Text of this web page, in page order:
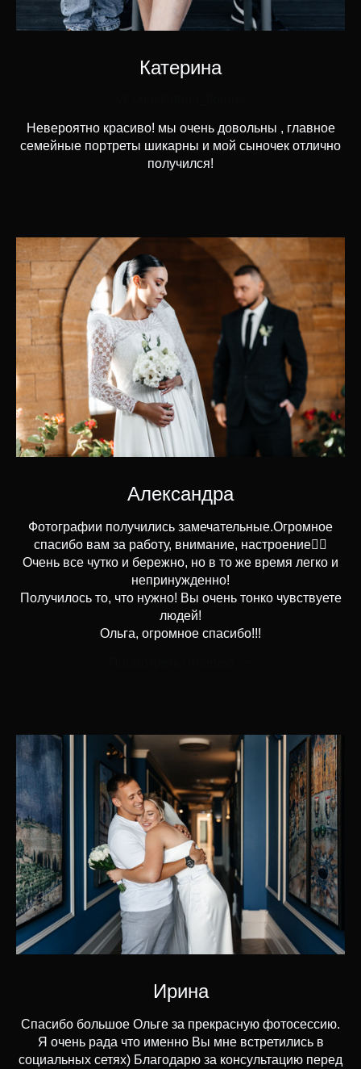
Катерина
Невероятно красиво! мы очень довольны , главное
семейные портреты шикарны и мой сыночек отлично
получился!
Александра
Фотографии получились замечательные.Огромное
спасибо вам за работу, внимание, настроение👍🏻
Очень все чутко и бережно, но в то же время легко и
непринужденно!
Получилось то, что нужно! Вы очень тонко чувствуете
людей!
Ольга, огромное спасибо!!!
Ирина
Спасибо большое Ольге за прекрасную фотосессию.
Я очень рада что именно Вы мне встретились в
социальных сетях) Благодарю за консультацию перед